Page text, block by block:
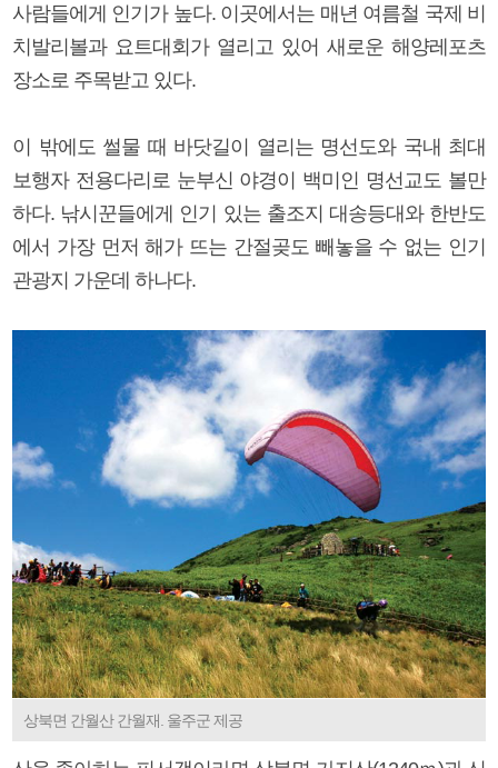
사람들에게 인기가 높다. 이곳에서는 매년 여름철 국제 비
치발리볼과 요트대회가 열리고 있어 새로운 해양레포츠
장소로 주목받고 있다.
이 밖에도 썰물 때 바닷길이 열리는 명선도와 국내 최대
보행자 전용다리로 눈부신 야경이 백미인 명선교도 볼만
하다. 낚시꾼들에게 인기 있는 출조지 대송등대와 한반도
에서 가장 먼저 해가 뜨는 간절곶도 빼놓을 수 없는 인기
관광지 가운데 하나다.
상북면 간월산 간월재. 울주군 제공